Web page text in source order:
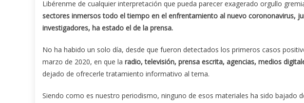
Libérenme de cualquier interpretación que pueda parecer exagerado orgullo
sectores inmersos todo el tiempo en el enfrentamiento al nuevo corononavirus,
investigadores, ha estado el de la prensa.
No ha habido un solo día, desde que fueron detectados los primeros casos
marzo de 2020, en que la radio, televisión, prensa escrita, agencias, medios
dejado de ofrecerle tratamiento informativo al tema.
Siendo como es nuestro periodismo, ninguno de esos materiales ha sido bajado